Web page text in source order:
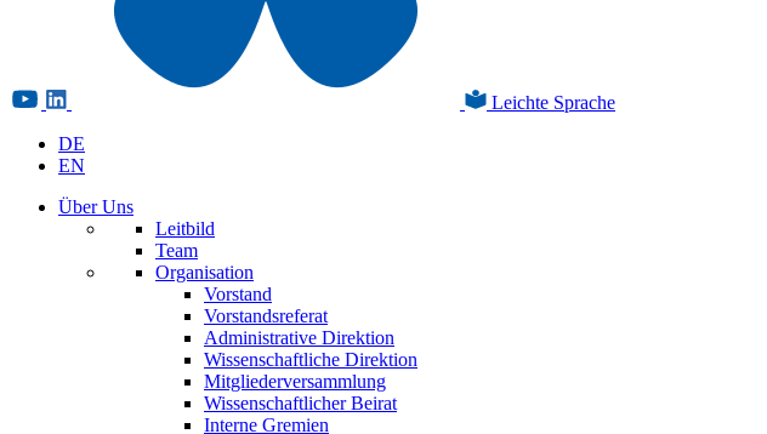
Leichte Sprache
DE
EN
Über Uns
Leitbild
Team
Organisation
Vorstand
Vorstandsreferat
Administrative Direktion
Wissenschaftliche Direktion
Mitgliederversammlung
Wissenschaftlicher Beirat
Interne Gremien